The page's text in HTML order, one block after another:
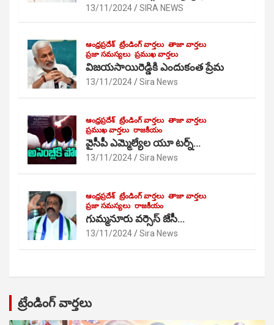
13/11/2024 SIRA NEWS
ఆంధ్రప్రదేశ్ ట్రేండింగ్ వార్తలు తాజా వార్తలు
ప్రజా సమస్యలు ప్రముఖ వార్తలు
విజయసాయిరెడ్డికి ఎందుకంత ప్రేమ
13/11/2024 Sira News
ఆంధ్రప్రదేశ్ ట్రేండింగ్ వార్తలు తాజా వార్తలు
ప్రముఖ వార్తలు రాజకీయం
వైసీపీ ఎమ్మెల్యేల యూ టర్న్…
13/11/2024 Sira News
ఆంధ్రప్రదేశ్ ట్రేండింగ్ వార్తలు తాజా వార్తలు
ప్రజా సమస్యలు రాజకీయం
గుమ్మనూరు వర్సెస్ జేసీ…
13/11/2024 Sira News
ట్రేండింగ్ వార్తలు